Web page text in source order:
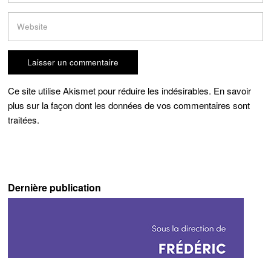
Ce site utilise Akismet pour réduire les indésirables. En savoir
plus sur la façon dont les données de vos commentaires sont
traitées.
Dernière publication